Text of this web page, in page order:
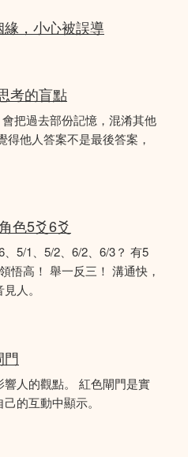
緣，小心被誤導
考的盲點
把過去部份記憶，混淆其他
他人答案不是最後答案，
色5爻6爻
5/1、5/2、6/2、6/3？ 有5
悟高！ 舉一反三！ 溝通快，
人。
門
人的觀點。 紅色閘門是實
的互動中顯示。